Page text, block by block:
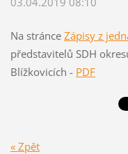
Na stránce Zápisy z
představitelů SDH
Blížkovicích - PDF
« Zpět